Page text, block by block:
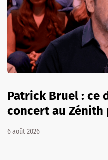
Patrick Bruel : ce
concert au Zénith
6 août 2026